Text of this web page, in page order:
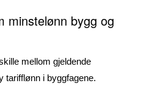
minstelønn bygg og
mellom gjeldende
tarifflønn i byggfagene.